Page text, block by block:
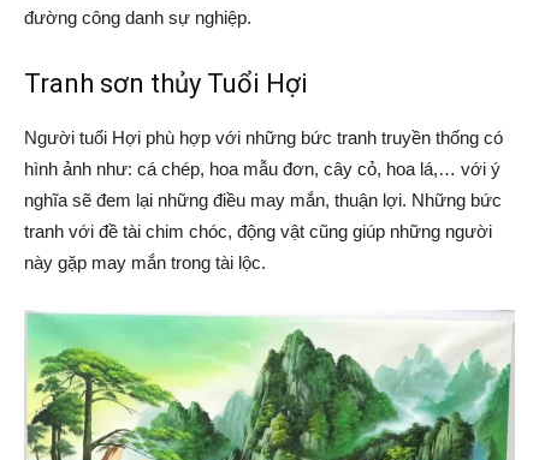
đường công danh sự nghiệp.
Tranh sơn thủy Tuổi Hợi
Người tuổi Hợi phù hợp với những bức tranh truyền thống có
hình ảnh như: cá chép, hoa mẫu đơn, cây cỏ, hoa lá,… với ý
nghĩa sẽ đem lại những điều may mắn, thuận lợi. Những bức
tranh với đề tài chim chóc, động vật cũng giúp những người
này gặp may mắn trong tài lộc.